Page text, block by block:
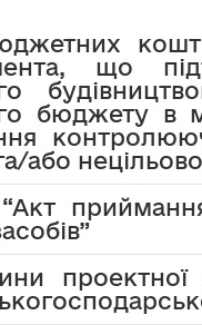
що
бюджету в
або
приймання-
проектної